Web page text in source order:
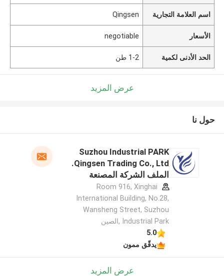
اسم العلامة التجارية Qingsen
الأسعار negotiable
الحد الأدنى لكمية 1-2 طن
عرض المزيد
حول نا
Suzhou Industrial PARK
Qingsen Trading Co., Ltd.
الملف الشركة المصنعة
Room 916, Xinghai
International Building, No.28,
Wansheng Street, Suzhou
Industrial Park ,الصين
5.0
يدقّق ممون
عرض المزيد